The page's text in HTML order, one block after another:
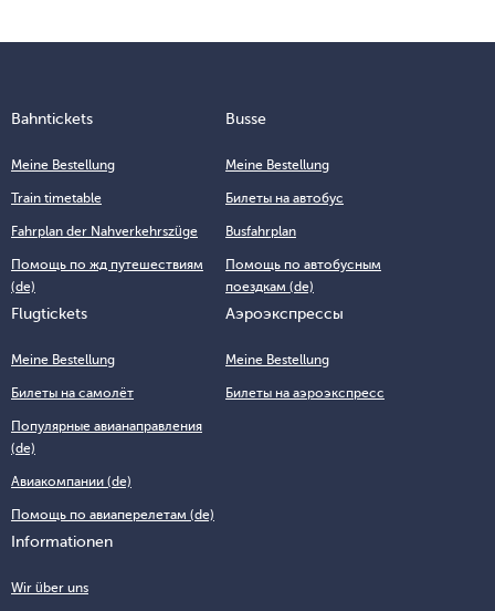
Bahntickets
Meine Bestellung
Train timetable
Fahrplan der Nahverkehrszüge
Помощь по жд путешествиям
(de)
Busse
Meine Bestellung
Билеты на автобус
Busfahrplan
Помощь по автобусным
поездкам (de)
Flugtickets
Meine Bestellung
Билеты на самолёт
Популярные авианаправления
(de)
Авиакомпании (de)
Помощь по авиаперелетам (de)
Аэроэкспрессы
Meine Bestellung
Билеты на аэроэкспресс
Informationen
Wir über uns